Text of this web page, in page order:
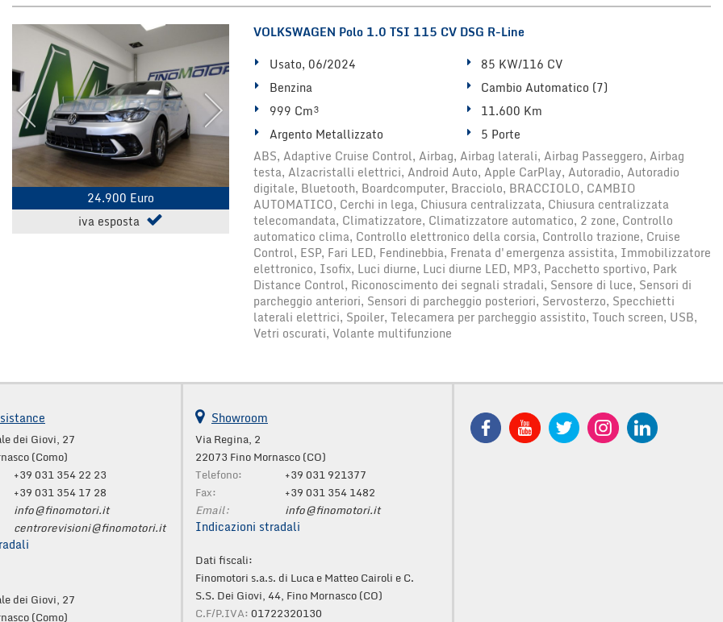
24.900 Euro
iva esposta
VOLKSWAGEN Polo 1.0 TSI 115 CV DSG R-Line
Usato, 06/2024
85 KW/116 CV
Benzina
Cambio Automatico (7)
999 Cm³
11.600 Km
Argento Metallizzato
5 Porte
ABS, Adaptive Cruise Control, Airbag, Airbag laterali, Airbag Passeggero, Airbag
testa, Alzacristalli elettrici, Android Auto, Apple CarPlay, Autoradio, Autoradio
digitale, Bluetooth, Boardcomputer, Bracciolo, BRACCIOLO, CAMBIO
AUTOMATICO, Cerchi in lega, Chiusura centralizzata, Chiusura centralizzata
telecomandata, Climatizzatore, Climatizzatore automatico, 2 zone, Controllo
automatico clima, Controllo elettronico della corsia, Controllo trazione, Cruise
Control, ESP, Fari LED, Fendinebbia, Frenata d'emergenza assistita, Immobilizzatore
elettronico, Isofix, Luci diurne, Luci diurne LED, MP3, Pacchetto sportivo, Park
Distance Control, Riconoscimento dei segnali stradali, Sensore di luce, Sensori di
parcheggio anteriori, Sensori di parcheggio posteriori, Servosterzo, Specchietti
laterali elettrici, Spoiler, Telecamera per parcheggio assistito, Touch screen, USB,
Vetri oscurati, Volante multifunzione
dei Giovi, 27
(Como)
+39 031 354 22 23
+39 031 354 17 28
info@finomotori.it
centrorevisioni@finomotori.it
dei Giovi, 27
(Como)
Showroom
Via Regina, 2
22073 Fino Mornasco (CO)
Telefono:
+39 031 921377
Fax:
+39 031 354 1482
Email:
info@finomotori.it
Indicazioni stradali
Dati fiscali:
Finomotori s.a.s. di Luca e Matteo Cairoli e C.
S.S. Dei Giovi, 44, Fino Mornasco (CO)
C.F/P.IVA:01722320130